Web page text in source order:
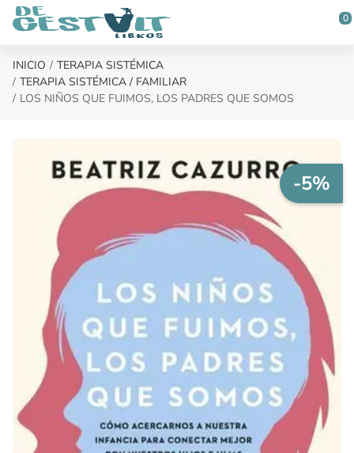
Saltar al contenido principal
0
INICIO
TERAPIA SISTÉMICA
TERAPIA SISTÉMICA / FAMILIAR
LOS NIÑOS QUE FUIMOS, LOS PADRES QUE SOMOS
-5%